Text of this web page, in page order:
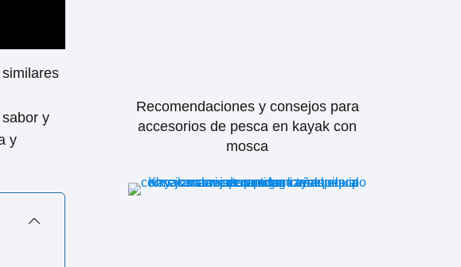
y
y
Recomendaciones y consejos para
accesorios de pesca en kayak con
mosca